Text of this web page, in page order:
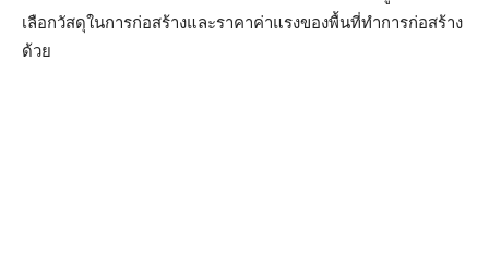
เลือกวัสดุในการก่อสร้างและราคาค่าแรงของพื้นที่ทำการก่อสร้าง
ด้วย